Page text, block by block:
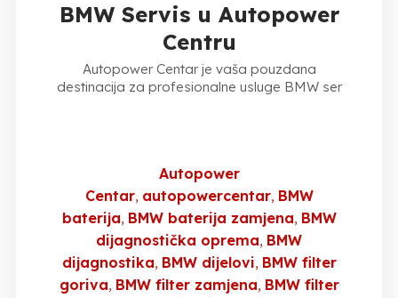
BMW Servis u Autopower
Centru
Autopower Centar je vaša pouzdana
destinacija za profesionalne usluge BMW ser
Autopower
Centar autopowercentar BMW
baterija BMW baterija zamjena BMW
dijagnostička oprema BMW
dijagnostika BMW dijelovi BMW filter
goriva BMW filter zamjena BMW filter